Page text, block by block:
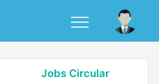
Jobs Circular